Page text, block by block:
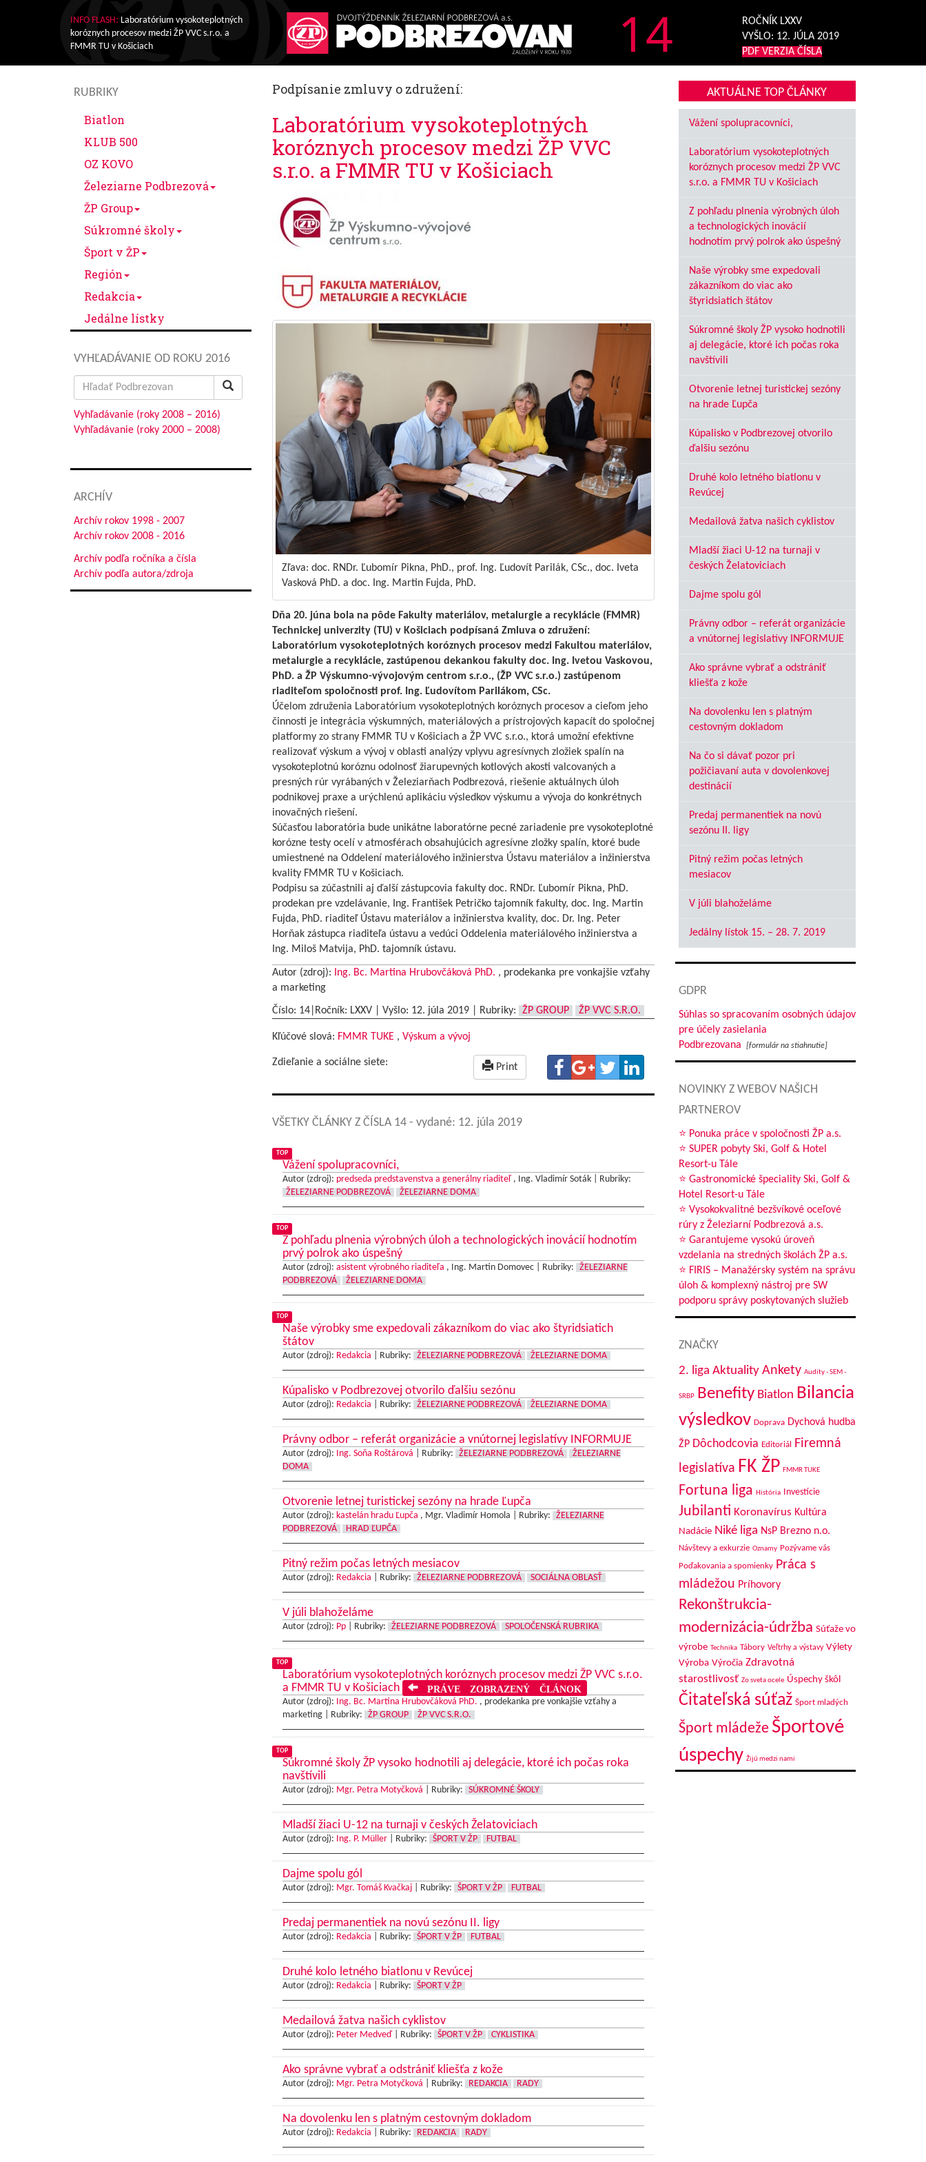
INFO FLASH: Laboratórium vysokoteplotných
koróznych procesov medzi ŽP VVC s.r.o. a
FMMR TU v Košiciach
14
ROČNÍK LXXV
VYŠLO: 12. JÚLA 2019
PDF VERZIA ČÍSLA
RUBRIKY
Biatlon
KLUB 500
OZ KOVO
Železiarne Podbrezová
ŽP Group
Súkromné školy
Šport v ŽP
Región
Redakcia
Jedálne lístky
VYHĽADÁVANIE OD ROKU 2016
Search
for:
Vyhľadávanie (roky 2008 – 2016)
Vyhľadávanie (roky 2000 – 2008)
ARCHÍV
Archív rokov 1998 - 2007
Archív rokov 2008 - 2016
Archív podľa ročníka a čísla
Archív podľa autora/zdroja
Podpísanie zmluvy o združení:
Laboratórium vysokoteplotných
koróznych procesov medzi ŽP VVC
s.r.o. a FMMR TU v Košiciach
Zľava: doc. RNDr. Ľubomír Pikna, PhD., prof. Ing. Ľudovít Parilák, CSc., doc. Iveta
Vasková PhD. a doc. Ing. Martin Fujda, PhD.
Dňa 20. júna bola na pôde Fakulty materiálov, metalurgie a recyklácie (FMMR)
Technickej univerzity (TU) v Košiciach podpísaná Zmluva o združení:
Laboratórium vysokoteplotných koróznych procesov medzi Fakultou materiálov,
metalurgie a recyklácie, zastúpenou dekankou fakulty doc. Ing. Ivetou Vaskovou,
PhD. a ŽP Výskumno-vývojovým centrom s.r.o., (ŽP VVC s.r.o.) zastúpenom
riaditeľom spoločnosti prof. Ing. Ľudovítom Parilákom, CSc.
Účelom združenia Laboratórium vysokoteplotných koróznych procesov a cieľom jeho
činnosti je integrácia výskumných, materiálových a prístrojových kapacít do spoločnej
platformy zo strany FMMR TU v Košiciach a ŽP VVC s.r.o., ktorá umožní efektívne
realizovať výskum a vývoj v oblasti analýzy vplyvu agresívnych zložiek spalín na
vysokoteplotnú koróznu odolnosť žiarupevných kotlových akosti valcovaných a
presných rúr vyrábaných v Železiarňach Podbrezová, riešenie aktuálnych úloh
podnikovej praxe a urýchlenú aplikáciu výsledkov výskumu a vývoja do konkrétnych
inovačných riešení.
Súčasťou laboratória bude unikátne laboratórne pecné zariadenie pre vysokoteplotné
korózne testy ocelí v atmosférach obsahujúcich agresívne zložky spalín, ktoré bude
umiestnené na Oddelení materiálového inžinierstva Ústavu materiálov a inžinierstva
kvality FMMR TU v Košiciach.
Podpisu sa zúčastnili aj ďalší zástupcovia fakulty doc. RNDr. Ľubomír Pikna, PhD.
prodekan pre vzdelávanie, Ing. František Petričko tajomník fakulty, doc. Ing. Martin
Fujda, PhD. riaditeľ Ústavu materiálov a inžinierstva kvality, doc. Dr. Ing. Peter
Horňak zástupca riaditeľa ústavu a vedúci Oddelenia materiálového inžinierstva a
Ing. Miloš Matvija, PhD. tajomník ústavu.
Autor (zdroj): Ing. Bc. Martina Hrubovčáková PhD. , prodekanka pre vonkajšie vzťahy
a marketing
Číslo: 14|Ročník: LXXV | Vyšlo: 12. júla 2019| Rubriky: ŽP GROUP ŽP VVC S.R.O.
Kľúčové slová: FMMR TUKE, Výskum a vývoj
Zdieľanie a sociálne siete: Print
VŠETKY ČLÁNKY Z ČÍSLA 14 - vydané: 12. júla 2019
TOP
Vážení spolupracovníci,
Autor (zdroj): predseda predstavenstva a generálny riaditeľ , Ing. Vladimír Soták |
Rubriky:
ŽELEZIARNE PODBREZOVÁ
ŽELEZIARNE DOMA
TOP
Z pohľadu plnenia výrobných úloh a technologických inovácií hodnotím
prvý polrok ako úspešný
Autor (zdroj): asistent výrobného riaditeľa , Ing. Martin Domovec | Rubriky:
ŽELEZIARNE
PODBREZOVÁ
ŽELEZIARNE DOMA
TOP
Naše výrobky sme expedovali zákazníkom do viac ako štyridsiatich
štátov
Autor (zdroj): Redakcia Rubriky: ŽELEZIARNE PODBREZOVÁ ŽELEZIARNE DOMA
Kúpalisko v Podbrezovej otvorilo ďalšiu sezónu
Autor (zdroj): Redakcia Rubriky: ŽELEZIARNE PODBREZOVÁ ŽELEZIARNE DOMA
Právny odbor – referát organizácie a vnútornej legislatívy INFORMUJE
Autor (zdroj): Ing. Soňa Roštárová Rubriky: ŽELEZIARNE PODBREZOVÁ
ŽELEZIARNE
DOMA
Otvorenie letnej turistickej sezóny na hrade Ľupča
Autor (zdroj): kastelán hradu Ľupča , Mgr. Vladimír Homola | Rubriky:
ŽELEZIARNE
PODBREZOVÁ
HRAD ĽUPČA
Pitný režim počas letných mesiacov
Autor (zdroj): Redakcia Rubriky: ŽELEZIARNE PODBREZOVÁ SOCIÁLNA OBLASŤ
V júli blahoželáme
Autor (zdroj): Pp| Rubriky: ŽELEZIARNE PODBREZOVÁ SPOLOČENSKÁ RUBRIKA
TOP
Laboratórium vysokoteplotných koróznych procesov medzi ŽP VVC s.r.o.
a FMMR TU v Košiciach
PRÁVE ZOBRAZENÝ ČLÁNOK
Autor (zdroj): Ing. Bc. Martina Hrubovčáková PhD. , prodekanka pre vonkajšie vzťahy a
marketing |
Rubriky: ŽP GROUP ŽP VVC S.R.O.
TOP
Súkromné školy ŽP vysoko hodnotili aj delegácie, ktoré ich počas roka
navštívili
Autor (zdroj): Mgr. Petra Motyčková Rubriky: SÚKROMNÉ ŠKOLY
Mladší žiaci U-12 na turnaji v českých Želatoviciach
Autor (zdroj): Ing. P. Müller| Rubriky: ŠPORT V ŽP FUTBAL
Dajme spolu gól
Autor (zdroj): Mgr. Tomáš Kvačkaj| Rubriky: ŠPORT V ŽP FUTBAL
Predaj permanentiek na novú sezónu II. ligy
Autor (zdroj): Redakcia Rubriky: ŠPORT V ŽP FUTBAL
Druhé kolo letného biatlonu v Revúcej
Autor (zdroj): Redakcia Rubriky: ŠPORT V ŽP
Medailová žatva našich cyklistov
Autor (zdroj): Peter Medveď Rubriky: ŠPORT V ŽP CYKLISTIKA
Ako správne vybrať a odstrániť kliešťa z kože
Autor (zdroj): Mgr. Petra Motyčková Rubriky: REDAKCIA RADY
Na dovolenku len s platným cestovným dokladom
Autor (zdroj): Redakcia Rubriky: REDAKCIA RADY
AKTUÁLNE TOP ČLÁNKY
Vážení spolupracovníci,
Laboratórium vysokoteplotných
koróznych procesov medzi ŽP VVC
s.r.o. a FMMR TU v Košiciach
Z pohľadu plnenia výrobných úloh
a technologických inovácií
hodnotím prvý polrok ako úspešný
Naše výrobky sme expedovali
zákazníkom do viac ako
štyridsiatich štátov
Súkromné školy ŽP vysoko hodnotili
aj delegácie, ktoré ich počas roka
navštívili
Otvorenie letnej turistickej sezóny
na hrade Ľupča
Kúpalisko v Podbrezovej otvorilo
ďalšiu sezónu
Druhé kolo letného biatlonu v
Revúcej
Medailová žatva našich cyklistov
Mladší žiaci U-12 na turnaji v
českých Želatoviciach
Dajme spolu gól
Právny odbor – referát organizácie
a vnútornej legislatívy INFORMUJE
Ako správne vybrať a odstrániť
kliešťa z kože
Na dovolenku len s platným
cestovným dokladom
Na čo si dávať pozor pri
požičiavaní auta v dovolenkovej
destinácií
Predaj permanentiek na novú
sezónu II. ligy
Pitný režim počas letných
mesiacov
V júli blahoželáme
Jedálny lístok 15. – 28. 7. 2019
GDPR
Súhlas so spracovaním osobných údajov
pre účely zasielania
Podbrezovana
[formulár na stiahnutie]
NOVINKY Z WEBOV NAŠICH
PARTNEROV
⭐ Ponuka práce v spoločnosti ŽP a.s.
⭐ SUPER pobyty Ski, Golf & Hotel
Resort-u Tále
⭐ Gastronomické špeciality Ski, Golf &
Hotel Resort-u Tále
⭐ Vysokokvalitné bezšvíkové oceľové
rúry z Železiarní Podbrezová a.s.
⭐ Garantujeme vysokú úroveň
vzdelania na stredných školách ŽP a.s.
⭐ FIRIS – Manažérsky systém na správu
úloh & komplexný nástroj pre SW
podporu správy poskytovaných služieb
ZNAČKY
2. liga Aktuality Ankety Audity - SEM -
SRBP Benefity Biatlon Bilancia
výsledkov Doprava Dychová hudba
ŽP Dôchodcovia Editoriál
Firemná
legislatíva FK ŽP FMMR TUKE
Fortuna liga História Investície
Jubilanti Koronavírus Kultúra
Nadácie Niké liga NsP Brezno n.o.
Návštevy a exkurzie Oznamy Pozývame vás
Poďakovania a spomienky Práca s
mládežou Príhovory
Rekonštrukcia-
modernizácia-údržba Súťaže vo
výrobe Technika Tábory Veľtrhy a výstavy Výlety
Výroba Výročia Zdravotná
starostlivosť Zo sveta ocele Úspechy škôl
Čitateľská súťaž Šport mladých
Šport mládeže Športové
úspechy Žijú medzi nami